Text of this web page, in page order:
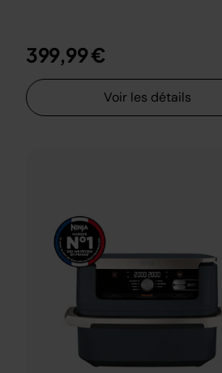
399,99 €
Voir les détails